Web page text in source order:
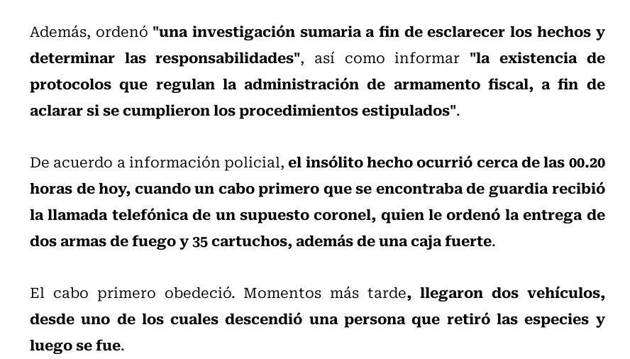
Además, ordenó "una investigación sumaria a fin de esclarecer los hechos y
determinar las responsabilidades", así como informar "la existencia de
protocolos que regulan la administración de armamento fiscal, a fin de
aclarar si se cumplieron los procedimientos estipulados".
De acuerdo a información policial,el insólito hecho ocurrió cerca de las 00.20
horas de hoy, cuando un cabo primero que se encontraba de guardia recibió
la llamada telefónica de un supuesto coronel, quien le ordenó la entrega de
dos armas de fuego y 35 cartuchos, además de una caja fuerte.
El cabo primero obedeció. Momentos más tarde, llegaron dos vehículos,
desde uno de los cuales descendió una persona que retiró las especies y
luego se fue.